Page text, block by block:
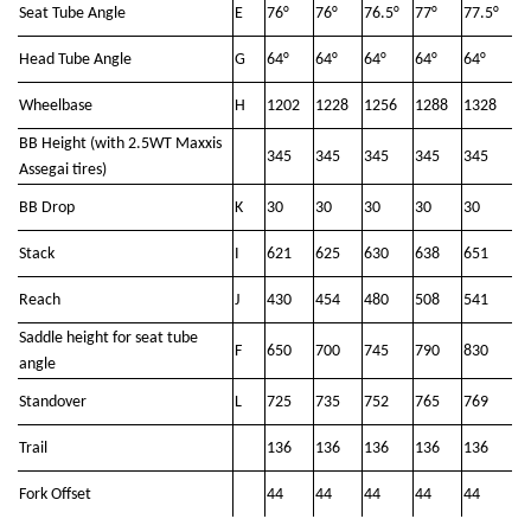
Seat Tube Angle E 76° 76° 76.5° 77° 77.5°
Head Tube Angle G 64° 64° 64° 64° 64°
Wheelbase H 1202 1228 1256 1288 1328
BB Height (with 2.5WT Maxxis
Assegai tires)
345 345 345 345 345
BB Drop K 30 30 30 30 30
Stack I 621 625 630 638 651
Reach J 430 454 480 508 541
Saddle height for seat tube
angle
F 650 700 745 790 830
Standover L 725 735 752 765 769
Trail 136 136 136 136 136
Fork Offset 44 44 44 44 44